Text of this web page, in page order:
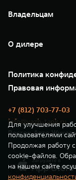
Тест-драйв
TANK Финансы
Корпоративным
Зарядные станции
Владельцам
Помощь на дороге
Новые цифровые
Сервис
Нулевое ТО
Моторные масла
О дилере
35 лет GWM
GWM ТЕХ ДЕНЬ
Новости
Политика
Правовая
+7 (812) 703-77-03
info@vazh-tank.ru
Восток-Авто Жукова
Для улучшения
пользователями
Продолжая работу
cookie-файлов.
на нашем сайте